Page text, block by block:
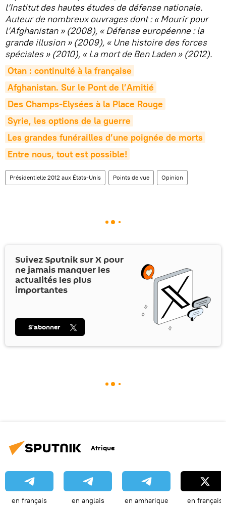
l’Institut des hautes études de défense nationale.
Auteur de nombreux ouvrages dont : « Mourir pour
l’Afghanistan » (2008), « Défense européenne : la
grande illusion » (2009), « Une histoire des forces
spéciales » (2010), « La mort de Ben Laden » (2012).
Otan : continuité à la française
Afghanistan. Sur le Pont de l’Amitié
Des Champs-Elysées à la Place Rouge
Syrie, les options de la guerre
Les grandes funérailles d’une poignée de morts
Entre nous, tout est possible!
Présidentielle 2012 aux États-Unis Points de vue Opinion
Suivez Sputnik surX pour
ne jamais manquer les
actualités les plus
importantes
S’abonner
Afrique
en français en anglais en amharique en français